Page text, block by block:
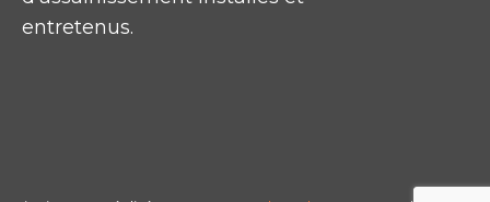
entretenus.